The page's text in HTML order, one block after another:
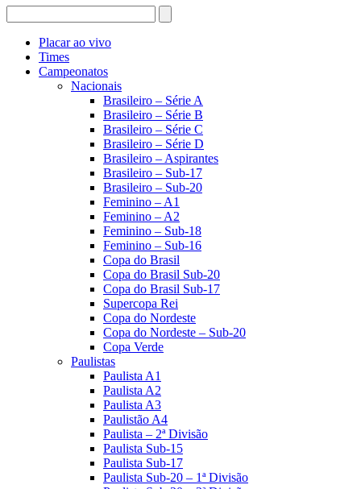
Placar ao vivo
Times
Campeonatos
Nacionais
Brasileiro – Série A
Brasileiro – Série B
Brasileiro – Série C
Brasileiro – Série D
Brasileiro – Aspirantes
Brasileiro – Sub-17
Brasileiro – Sub-20
Feminino – A1
Feminino – A2
Feminino – Sub-18
Feminino – Sub-16
Copa do Brasil
Copa do Brasil Sub-20
Copa do Brasil Sub-17
Supercopa Rei
Copa do Nordeste
Copa do Nordeste – Sub-20
Copa Verde
Paulistas
Paulista A1
Paulista A2
Paulista A3
Paulistão A4
Paulista – 2ª Divisão
Paulista Sub-15
Paulista Sub-17
Paulista Sub-20 – 1ª Divisão